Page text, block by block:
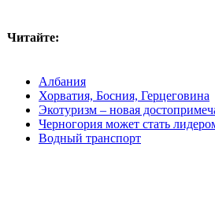
Читайте:
Албания
Хорватия, Босния, Герцеговина
Экотуризм – новая
Черногория может стать
Водный транспорт